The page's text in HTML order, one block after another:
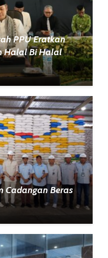
PPU Eratkan
Halal Bi Halal
Cadangan Beras